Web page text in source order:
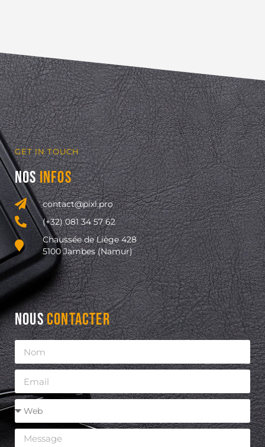
GET IN TOUCH
NOSINFOS
contact@pixl.pro
(+32) 081 34 57 62
Chaussée de Liège 428
5100 Jambes (Namur)
NOUSCONTACTER